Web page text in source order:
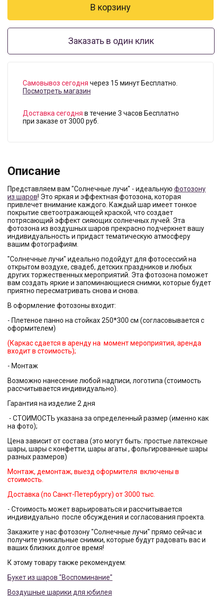
Заказать в один клик
Самовывоз сегодня через 15 минут Бесплатно.
Посмотреть магазин
Доставка сегодня в течение 3 часов Бесплатно
при заказе от 3000 руб.
Описание
Представляем вам "Солнечные лучи" - идеальную фотозону
из шаров! Это яркая и эффектная фотозона, которая
привлечет внимание каждого. Каждый шар имеет тонкое
покрытие светоотражающей краской, что создает
потрясающий эффект сияющих солнечных лучей. Эта
фотозона из воздушных шаров прекрасно подчеркнет вашу
индивидуальность и придаст тематическую атмосферу
вашим фотографиям.
"Солнечные лучи" идеально подойдут для фотосессий на
открытом воздухе, свадеб, детских праздников и любых
других торжественных мероприятий. Эта фотозона поможет
вам создать яркие и запоминающиеся снимки, которые будет
приятно пересматривать снова и снова.
В оформление фотозоны входит:
- Плетеное панно на стойках 250*300 см (согласовывается с
оформителем)
(Каркас сдается в аренду на момент мероприятия, аренда
входит в стоимость);
- Монтаж
Возможно нанесение любой надписи, логотипа (стоимость
рассчитывается индивидуально).
Гарантия на изделие 2 дня
- СТОИМОСТЬ указана за определенный размер (именно как
на фото);
Цена зависит от состава (это могут быть: простые латексные
шары, шары с конфетти, шары агаты , фольгированные шары
разных размеров)
Монтаж, демонтаж, выезд оформителя включены в
стоимость.
Доставка (по Санкт-Петербургу) от 3000 тыс.
- Стоимость может варьироваться и рассчитывается
индивидуально после обсуждения и согласования проекта.
Закажите у нас фотозону "Солнечные лучи" прямо сейчас и
получите уникальные снимки, которые будут радовать вас и
ваших близких долгое время!
К этому товару также рекомендуем:
Букет из шаров "Воспоминание"
Воздушные шарики для юбилея